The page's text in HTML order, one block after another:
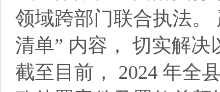
领域跨部门联合执法。
清单” 内容， 切实解
截至目前， 2024 年全